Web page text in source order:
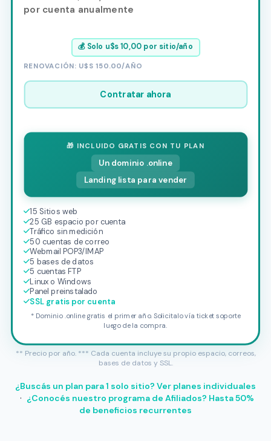
por cuenta anualmente
💰 Solo u$s 10,00 por sitio/año
RENOVACIÓN: U$S 150.00/AÑO
Contratar ahora
🎁 INCLUIDO GRATIS CON TU PLAN
Un dominio .online
Landing lista para vender
15 Sitios web
25 GB espacio por cuenta
Tráfico sin medición
50 cuentas de correo
Webmail POP3/IMAP
5 bases de datos
5 cuentas FTP
Linux o Windows
Panel preinstalado
SSL gratis por cuenta
* Dominio .online gratis el primer año. Solicitalo vía ticket soporte
luego de la compra.
** Precio por año. *** Cada cuenta incluye su propio espacio, correos,
bases de datos y SSL.
¿Buscás un plan para 1 solo sitio? Ver planes individuales
· ¿Conocés nuestro programa de Afiliados? Hasta 50%
de beneficios recurrentes